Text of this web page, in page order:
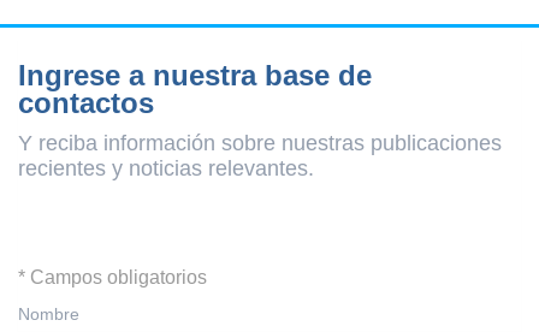
Ingrese a nuestra base de
contactos
Y reciba información sobre nuestras publicaciones
recientes y noticias relevantes.
* Campos obligatorios
Nombre